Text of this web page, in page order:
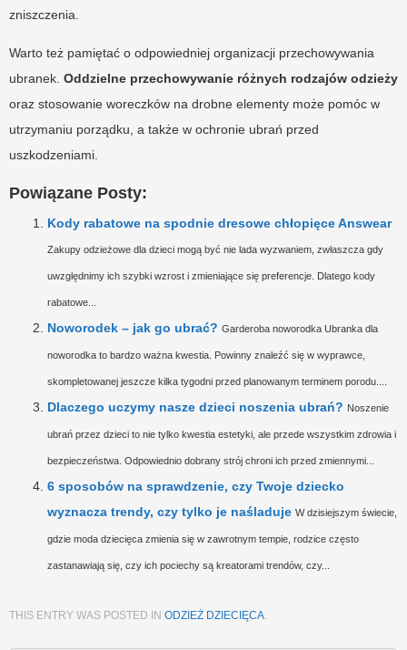
zniszczenia.
Warto też pamiętać o odpowiedniej organizacji przechowywania
ubranek. Oddzielne przechowywanie różnych rodzajów odzieży
oraz stosowanie woreczków na drobne elementy może pomóc w
utrzymaniu porządku, a także w ochronie ubrań przed
uszkodzeniami.
Powiązane Posty:
Kody rabatowe na spodnie dresowe chłopięce Answear
Zakupy odzieżowe dla dzieci mogą być nie lada wyzwaniem, zwłaszcza gdy
uwzględnimy ich szybki wzrost i zmieniające się preferencje. Dlatego kody
rabatowe...
Noworodek – jak go ubrać? Garderoba noworodka Ubranka dla
noworodka to bardzo ważna kwestia. Powinny znaleźć się w wyprawce,
skompletowanej jeszcze kilka tygodni przed planowanym terminem porodu....
Dlaczego uczymy nasze dzieci noszenia ubrań? Noszenie
ubrań przez dzieci to nie tylko kwestia estetyki, ale przede wszystkim zdrowia i
bezpieczeństwa. Odpowiednio dobrany strój chroni ich przed zmiennymi...
6 sposobów na sprawdzenie, czy Twoje dziecko
wyznacza trendy, czy tylko je naśladuje W dzisiejszym świecie,
gdzie moda dziecięca zmienia się w zawrotnym tempie, rodzice często
zastanawiają się, czy ich pociechy są kreatorami trendów, czy...
THIS ENTRY WAS POSTED IN ODZIEŻ DZIECIĘCA.